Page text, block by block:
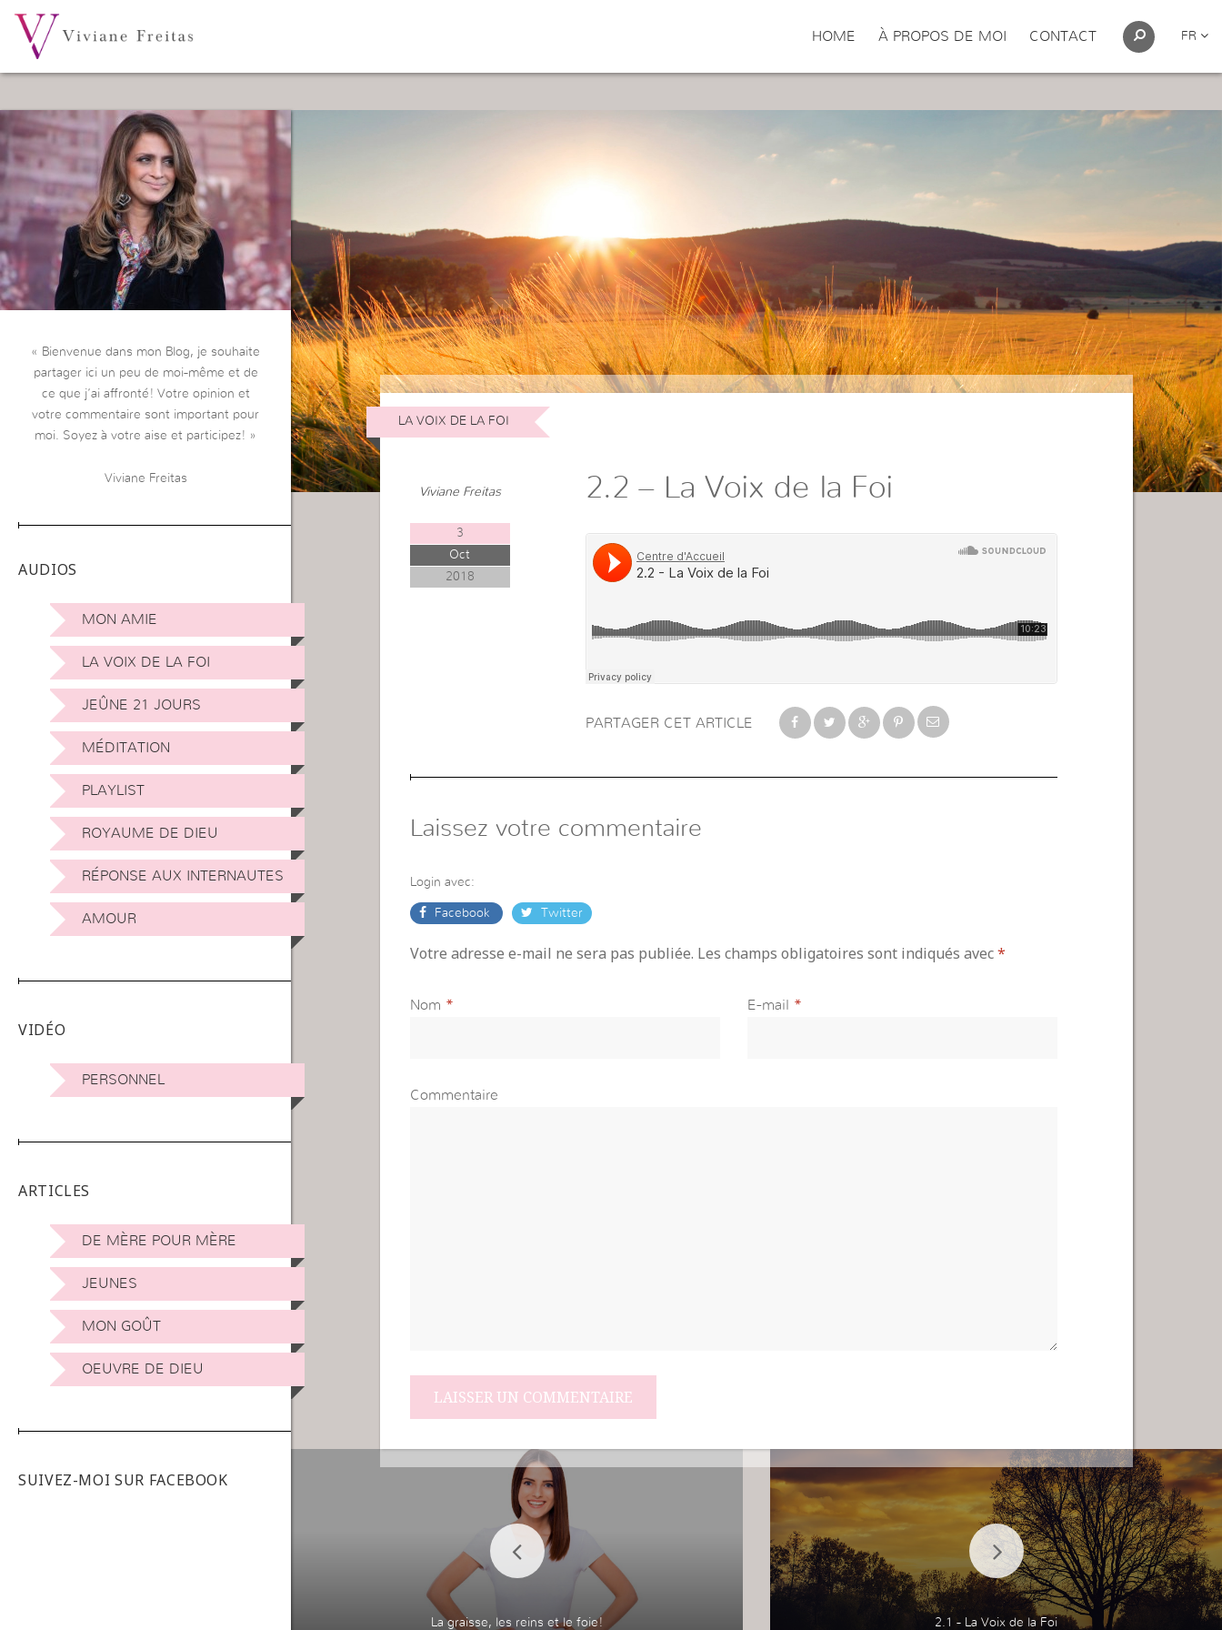
HOME À PROPOS DE MOI CONTACT FR
« Bienvenue dans mon Blog, je souhaite
partager ici un peu de moi-même et de
ce que j’ai affronté! Votre opinion et
votre commentaire sont important pour
moi. Soyez à votre aise et participez! »
Viviane Freitas
AUDIOS
MON AMIE
LA VOIX DE LA FOI
JEÛNE 21 JOURS
MÉDITATION
PLAYLIST
ROYAUME DE DIEU
RÉPONSE AUX INTERNAUTES
AMOUR
VIDÉO
PERSONNEL
ARTICLES
DE MÈRE POUR MÈRE
JEUNES
MON GOÛT
OEUVRE DE DIEU
SUIVEZ-MOI SUR FACEBOOK
LA VOIX DE LA FOI
Viviane Freitas
3
Oct
2018
2.2 – La Voix de la Foi
PARTAGER CET ARTICLE
Laissez votre commentaire
Login avec:
Facebook Twitter
Votre adresse e-mail ne sera pas publiée. Les champs obligatoires sont indiqués avec*
Nom * E-mail *
Commentaire
La graisse, les reins et le foie! 2.1 - La Voix de la Foi